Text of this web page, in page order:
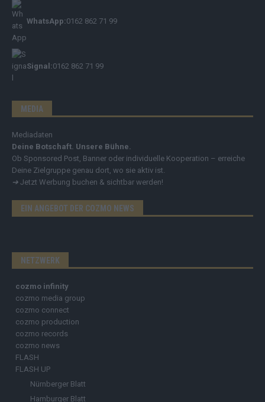
WhatsApp:0162 862 71 99
Signal:0162 862 71 99
MEDIA
Mediadaten
Deine Botschaft. Unsere Bühne.
Ob Sponsored Post, Banner oder individuelle Kooperation – erreiche
Deine Zielgruppe genau dort, wo sie aktiv ist.
➔ Jetzt Werbung buchen & sichtbar werden!
EIN ANGEBOT DER COZMO NEWS
NETZWERK
cozmo infinity
cozmo media group
cozmo connect
cozmo production
cozmo records
cozmo news
FLASH
FLASH UP
Nürnberger Blatt
Hamburger Blatt